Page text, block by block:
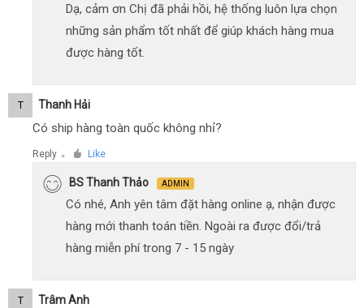
Dạ, cảm ơn Chị đã phải hồi, hệ thống luôn lựa chọn
những sản phẩm tốt nhất để giúp khách hàng mua
được hàng tốt.
T Thanh Hải
Có ship hàng toàn quốc không nhỉ?
Reply ● Like
BS Thanh Thảo ADMIN
Có nhé, Anh yên tâm đặt hàng online ạ, nhận được
hàng mới thanh toán tiền. Ngoài ra được đổi/trả
hàng miễn phí trong 7 - 15 ngày
T Trâm Anh